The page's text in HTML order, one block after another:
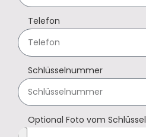
Telefon
Schlüsselnummer
Optional Foto vom Schlüssel